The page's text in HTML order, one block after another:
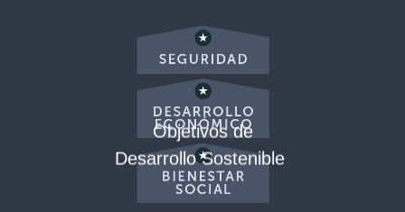
Objetivos de
Desarrollo Sostenible